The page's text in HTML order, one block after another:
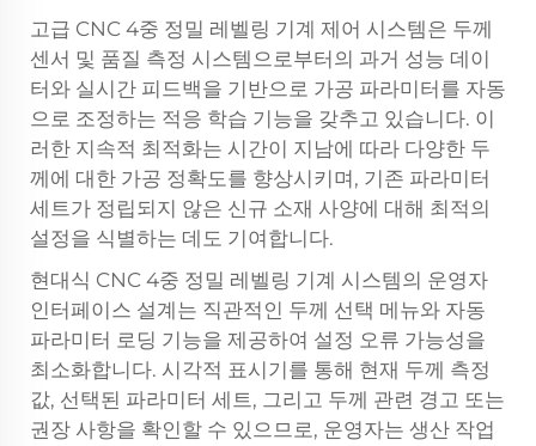
고급 CNC 4중 정밀 레벨링 기계 제어 시스템은 두께
센서 및 품질 측정 시스템으로부터의 과거 성능 데이
터와 실시간 피드백을 기반으로 가공 파라미터를 자동
으로 조정하는 적응 학습 기능을 갖추고 있습니다. 이
러한 지속적 최적화는 시간이 지남에 따라 다양한 두
께에 대한 가공 정확도를 향상시키며, 기존 파라미터
세트가 정립되지 않은 신규 소재 사양에 대해 최적의
설정을 식별하는 데도 기여합니다.
현대식 CNC 4중 정밀 레벨링 기계 시스템의 운영자
인터페이스 설계는 직관적인 두께 선택 메뉴와 자동
파라미터 로딩 기능을 제공하여 설정 오류 가능성을
최소화합니다. 시각적 표시기를 통해 현재 두께 측정
값, 선택된 파라미터 세트, 그리고 두께 관련 경고 또는
권장 사항을 확인할 수 있으므로, 운영자는 생산 작업